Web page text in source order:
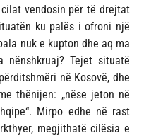
vendosin për të drejtat
ku palës i ofroni një
nuk e kupton dhe aq ma
Tejet situatë
në Kosovë, dhe
thënijen: „nëse jeton në
Mirpo edhe në rast
megjithatë cilësia e